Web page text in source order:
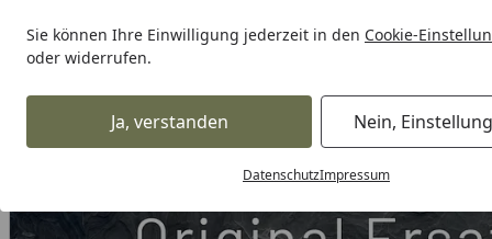
Sie können Ihre Einwilligung jederzeit in den Cookie-
oder widerrufen.
Ja, verstanden Nein,
DatenschutzImpressum
Karibu Pools inkl.
Dein Traumpool im Sorglos-
Weber Ersatzteil IGNITER GAS GO-ANY 14 EU (69973)